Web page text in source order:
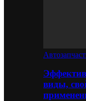
виды,